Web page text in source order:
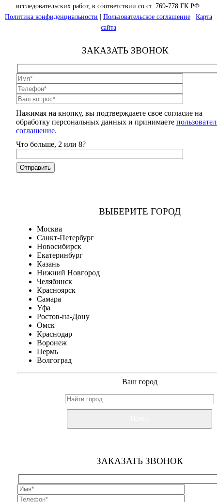
исследовательских работ, в соответствии со ст. 769-778 ГК РФ.
Политика конфиденциальности
Пользовательское соглашение
Карта
сайта
ЗАКАЗАТЬ ЗВОНОК
Нажимая на кнопку, вы подтверждаете свое согласие на
обработку персональных данных и принимаете
соглашение.
Что больше, 2 или 8?
ВЫБЕРИТЕ ГОРОД
Москва
Санкт-Петербург
Новосибирск
Екатеринбург
Казань
Нижний Новгород
Челябинск
Красноярск
Самара
Уфа
Ростов-на-Дону
Омск
Краснодар
Воронеж
Пермь
Волгоград
Ваш город
ЗАКАЗАТЬ ЗВОНОК